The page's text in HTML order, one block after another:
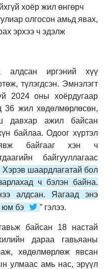
хоёр жил өнгөрч
олгосон амьд явах,
эрхээ ч эдэлж
алдсан иргэний хүү
түлэгдсэн. Эмнэлэгт
2024 оны хоёрдугаар
36 жил хөдөлмөрлөсөн,
давхар ажил байсан
байлаа. Одоог хүртэл
байгааг хэн ч
байгууллагаас
Хэрэв шаардлагатай бол
ч бэлэн байна.
алдсан. Яагаад энэ
юм бэ
” гэлээ.
байсан 18 настай
дараа гавьяаны
хөдөлмөрлөж явсан
улмаас амь нас, эрүүл